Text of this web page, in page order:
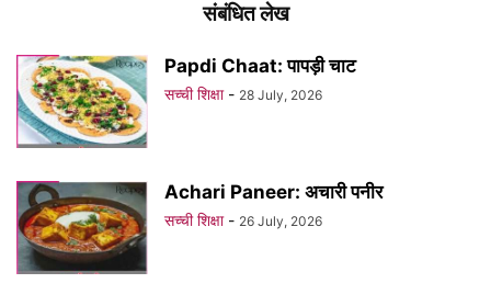
संबंधित लेख
Papdi Chaat: पापड़ी चाट
सच्ची शिक्षा - 28 July, 2026
Achari Paneer: अचारी पनीर
सच्ची शिक्षा - 26 July, 2026